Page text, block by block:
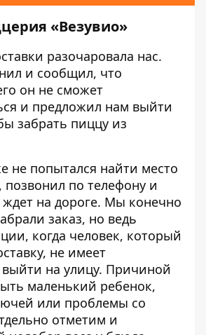
«Везувио»
разочаровала нас.
и сообщил, что
он не сможет
и предложил нам выйти
забрать пиццу из
не попытался найти место
позвонил по телефону и
на дороге. Мы конечно
заказ, но ведь
когда человек, который
не имеет
на улицу. Причиной
маленький ребенок,
или проблемы со
отметим и